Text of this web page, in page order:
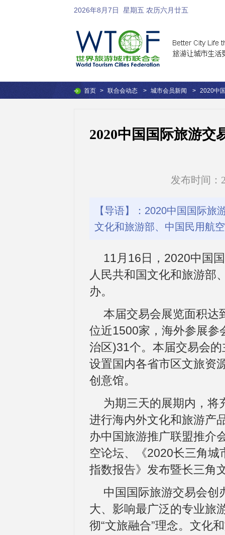
2026年8月7日 星期五 农历六月廿五
首页 > 联合会动态 > 城市会员新闻 > 2020中
2020中国国际旅游交
发布时间：
【导语】：2020中国国际
文化和旅游部、中国民用航
11月16日，2020中国
人民共和国文化和旅游部
办。
本届交易会展览面积达
位近1500家，海外参展参
治区)31个。本届交易会
设置国内各省市区文旅资
创意馆。
为期三天的展期内，将
进行海内外文化和旅游产
办中国旅游推广联盟推介
空论坛、《2020长三角
指数报告》发布暨长三角
中国国际旅游交易会创
大、影响最广泛的专业旅
彻“文旅融合”理念。文化